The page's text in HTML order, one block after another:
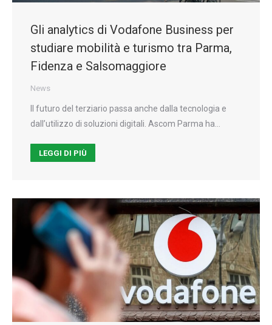
Gli analytics di Vodafone Business per
studiare mobilità e turismo tra Parma,
Fidenza e Salsomaggiore
News
Il futuro del terziario passa anche dalla tecnologia e
dall’utilizzo di soluzioni digitali. Ascom Parma ha…
LEGGI DI PIÙ